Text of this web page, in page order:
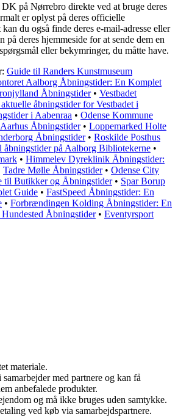
på Nørrebro direkte ved at bruge deres
er oplyst på deres officielle
du også finde deres e-mail-adresse eller
på deres hjemmeside for at sende dem en
eller bekymringer, du måtte have.
Guide til Randers Kunstmuseum
Aalborg Åbningstider: En Komplet
Åbningstider• Vestbadet
åbningstider for Vestbadet i
i Aabenraa • Odense Kommune
Åbningstider• Loppemarked Holte
Åbningstider• Roskilde Posthus
åbningstider på Aalborg Bibliotekerne •
• Himmelev Dyreklinik Åbningstider:
Tadre Mølle Åbningstider• Odense City
til Butikker og Åbningstider• Spar Borup
Guide • FastSpeed Åbningstider: En
• Forbrændingen Kolding Åbningstider: En
Åbningstider• Eventyrsport
materiale.
med partnere og kan få
anbefalede produkter.
og må ikke bruges uden samtykke.
ved køb via samarbejdspartnere.